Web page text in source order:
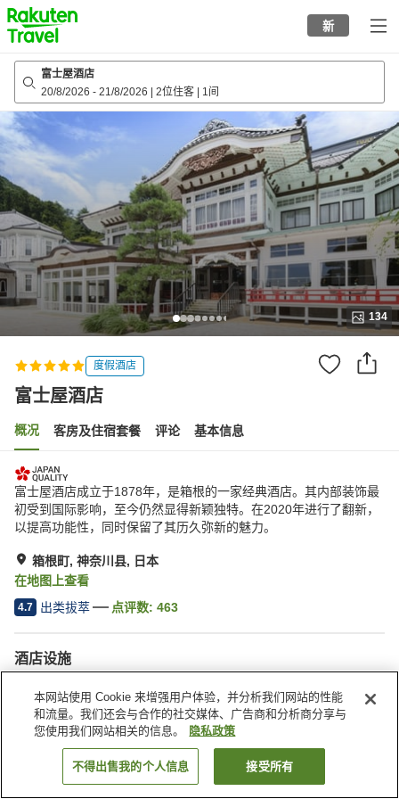
to
top
page
新
富士屋酒店
20/8/2026 - 21/8/2026 2位住客 1间
134
度假酒店
富士屋酒店
概况 客房及住宿套餐 评论 基本信息
富士屋酒店成立于1878年，是箱根的一家经典酒店。其内部装饰最
初受到国际影响，至今仍然显得新颖独特。在2020年进行了翻新，
以提高功能性，同时保留了其历久弥新的魅力。
箱根町, 神奈川县, 日本
在地图上查看
4.7 出类拔萃 点评数: 463
酒店设施
健身房
休息室
日本 神奈川县 箱根町 富士屋酒店
搜索客房
本网站使用 Cookie 来增强用户体验，并分析我们网站的性能
和流量。我们还会与合作的社交媒体、广告商和分析商分享与
您使用我们网站相关的信息。
隐私政策
不得出售我的个人信息 接受所有